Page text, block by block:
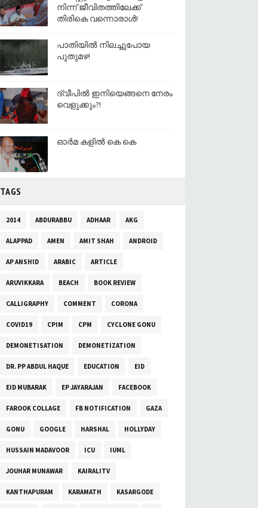
നിന്ന് ജീവിതത്തിലേക്ക്
തിരികെ വന്നൊരാൾ!
പാതിയില്‍ നിലച്ചുപോയ
പുതുമഴ!
ദ്വീപിൽ ഇനിയെങ്ങനെ നേരം
വെളുക്കും?!
ഓര്‍മ കളിൽ കെ കെ
TAGS
2014 ABDURABBU ADHAAR AKG
ALAPPAD AMEN AMIT SHAH ANDROID
AP ANSHID ARABIC ARTICLE
ARUVIKKARA BEACH BOOK REVIEW
CALLIGRAPHY COMMENT CORONA
COVID19 CPIM CPM CYCLONE GONU
DEMONETISATION DEMONETIZATION
DR. PP ABDUL HAQUE EDUCATION EID
EID MUBARAK EP JAYARAJAN FACEBOOK
FAROOK COLLAGE FB NOTIFICATION GAZA
GONU GOOGLE HARSHAL HOLLYDAY
HUSSAIN MADAVOOR ICU IUML
JOUHAR MUNAWAR KAIRALITV
KANTHAPURAM KARAMATH KASARGODE